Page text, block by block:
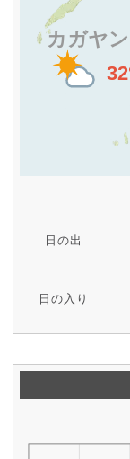
日の出
日の入り